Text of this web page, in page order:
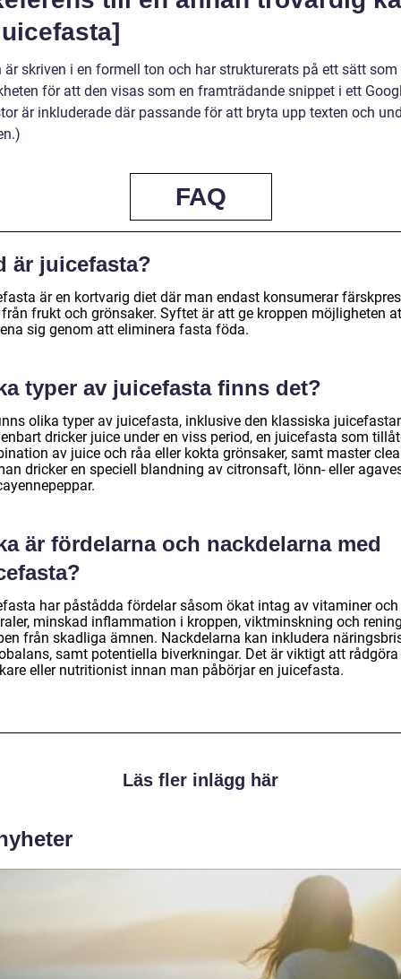
är skriven i en formell ton och har strukturerats på ett sätt som
för att den visas som en framträdande snippet i ett
är inkluderade där passande för att bryta upp texten och
FAQ
är juicefasta?
är en kortvarig diet där man endast konsumerar
frukt och grönsaker. Syftet är att ge kroppen möjligheten
sig genom att eliminera fasta föda.
typer av juicefasta finns det?
olika typer av juicefasta, inklusive den klassiska
dricker juice under en viss period, en juicefasta som
av juice och råa eller kokta grönsaker, samt master
dricker en speciell blandning av citronsaft, lönn- eller
är fördelarna och nackdelarna med
har påstådda fördelar såsom ökat intag av vitaminer och
minskad inflammation i kroppen, viktminskning och
från skadliga ämnen. Nackdelarna kan inkludera
samt potentiella biverkningar. Det är viktigt att
eller nutritionist innan man påbörjar en juicefasta.
Läs fler inlägg här